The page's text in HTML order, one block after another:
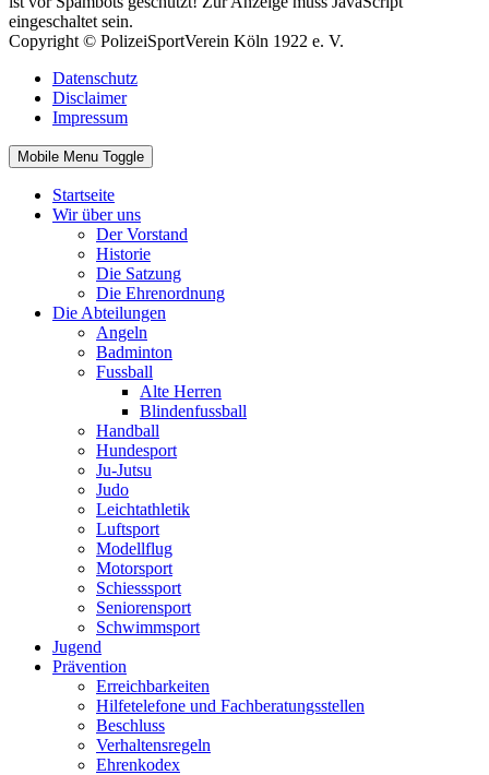
eingeschaltet sein.
Copyright © PolizeiSportVerein Köln 1922 e. V.
Datenschutz
Disclaimer
Impressum
Mobile Menu Toggle
Startseite
Wir über uns
Der Vorstand
Historie
Die Satzung
Die Ehrenordnung
Die Abteilungen
Angeln
Badminton
Fussball
Alte Herren
Blindenfussball
Handball
Hundesport
Ju-Jutsu
Judo
Leichtathletik
Luftsport
Modellflug
Motorsport
Schiesssport
Seniorensport
Schwimmsport
Jugend
Prävention
Erreichbarkeiten
Hilfetelefone und Fachberatungsstellen
Beschluss
Verhaltensregeln
Ehrenkodex